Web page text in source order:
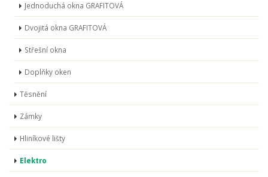
Jednoduchá okna GRAFITOVÁ
Dvojitá okna GRAFITOVÁ
Střešní okna
Doplňky oken
Těsnění
Zámky
Hliníkové lišty
Elektro